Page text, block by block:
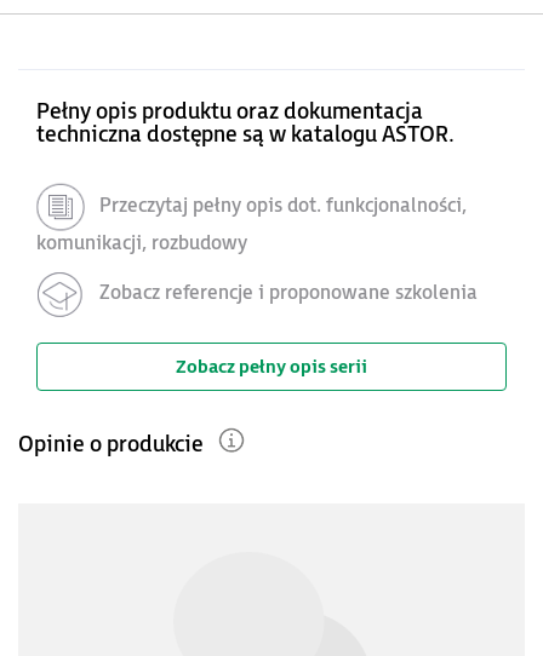
Pełny opis produktu oraz dokumentacja
techniczna dostępne są w katalogu ASTOR.
Przeczytaj pełny opis dot. funkcjonalności,
komunikacji, rozbudowy
Zobacz referencje i proponowane szkolenia
Zobacz pełny opis serii
Opinie o produkcie